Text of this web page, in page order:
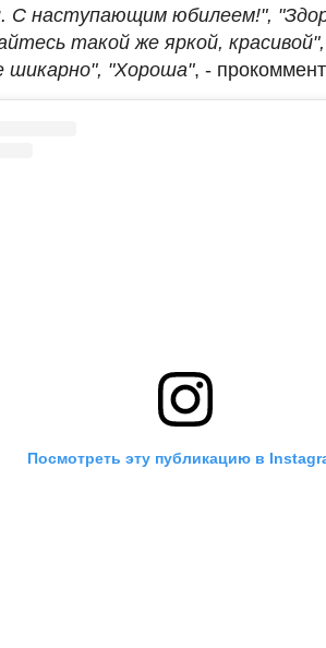
С наступающим юбилеем!",
такой же яркой, красивой",
шикарно", "Хороша", -
Посмотреть эту публикацию в